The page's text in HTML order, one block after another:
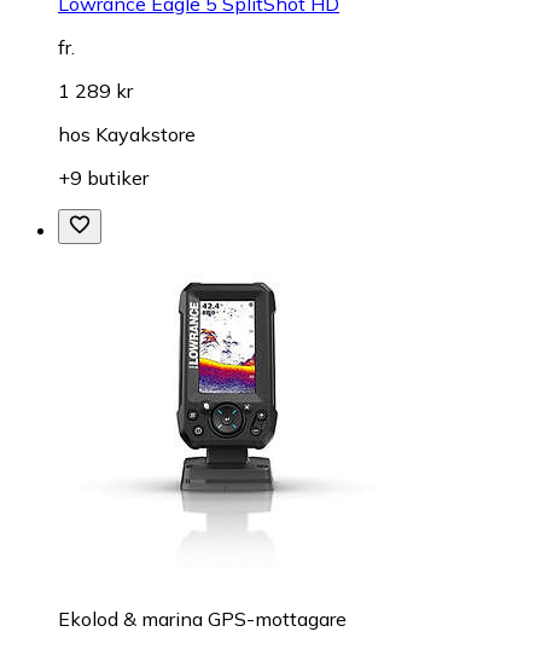
fr.
1 289 kr
hos Kayakstore
+9 butiker
Ekolod & marina GPS-mottagare